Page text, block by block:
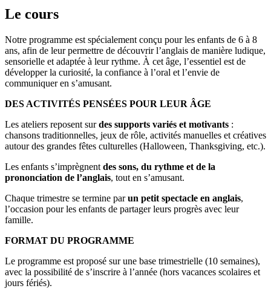
Le cours
Notre programme est spécialement conçu pour les enfants de 6 à 8
ans, afin de leur permettre de découvrir l’anglais de manière ludique,
sensorielle et adaptée à leur rythme. À cet âge, l’essentiel est de
développer la curiosité, la confiance à l’oral et l’envie de
communiquer en s’amusant.
DES ACTIVITÉS PENSÉES POUR LEUR ÂGE
Les ateliers reposent surdes supports variés et motivants :
chansons traditionnelles, jeux de rôle, activités manuelles et créatives
autour des grandes fêtes culturelles (Halloween, Thanksgiving, etc.).
Les enfants s’imprègnent des sons, du rythme et de la
prononciation de l’anglais, tout en s’amusant.
Chaque trimestre se termine parun petit spectacle en anglais,
l’occasion pour les enfants de partager leurs progrès avec leur
famille.
FORMAT DU PROGRAMME
Le programme est proposé sur une base trimestrielle (10 semaines),
avec la possibilité de s’inscrire à l’année (hors vacances scolaires et
jours fériés).